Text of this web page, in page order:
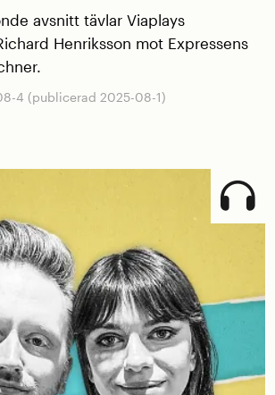
avsnitt tävlar Viaplays
Henriksson mot Expressens
4 (publicerad 2025-08-1)